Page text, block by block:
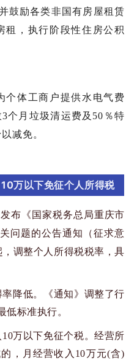
鼓励各类非国有房屋租赁
租，执行阶段性住房公积
个体工商户提供水电气费
3个月垃圾清运费及 50 ％特
减免。
万以下免征个人所得税
布《国家税务总局重庆市
问题的公告通知（征求意
，调整个人所得税税率，具
率降低。《通知》调整了行
低标准执行。
10万以下免征个税。经营所
，月经营收入 10万元(含)